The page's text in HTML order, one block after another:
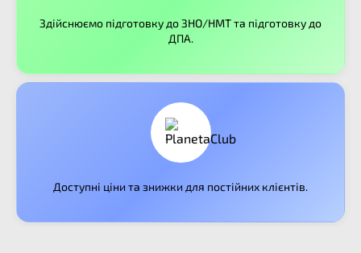
Здійснюємо підготовку до ЗНО/НМТ та підготовку до
ДПА.
Доступні ціни та знижки для постійних клієнтів.